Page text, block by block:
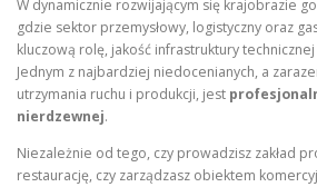
W dynamicznie rozwijającym się krajobrazie
gdzie sektor przemysłowy, logistyczny oraz
kluczową rolę, jakość infrastruktury
Jednym z najbardziej niedocenianych, a
utrzymania ruchu i produkcji, jest
nierdzewnej.
Niezależnie od tego, czy prowadzisz zakład
restaurację, czy zarządzasz obiektem